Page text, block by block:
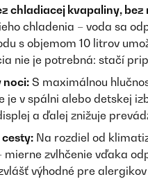
chladiacej kvapaliny, bez
chladenia – voda sa
s objemom 10 litrov
nie je potrebná: stačí
noci:S maximálnou
je v spálni alebo detskej
a ďalej znižuje
Na rozdiel od
mierne zvlhčenie vďaka
výhodné pre